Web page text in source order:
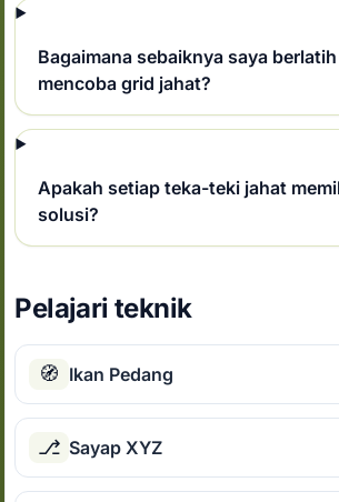
Bagaimana sebaiknya saya
mencoba grid jahat?
Apakah setiap teka-teki jahat
solusi?
Pelajari teknik
🧭 Ikan Pedang
⎇ Sayap XYZ